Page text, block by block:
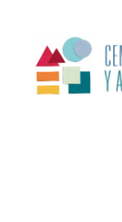
contenu